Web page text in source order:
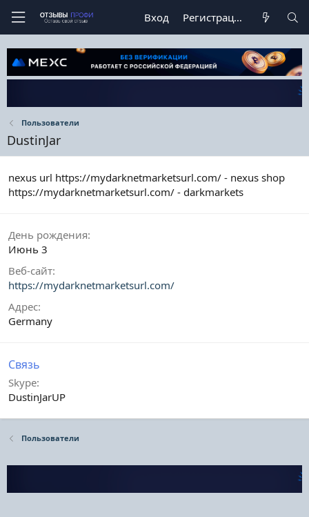
Вход Регистрация
Пользователи
DustinJar
nexus url https://mydarknetmarketsurl.com/ - nexus shop
https://mydarknetmarketsurl.com/ - darkmarkets
День рождения
Июнь 3
Веб-сайт
https://mydarknetmarketsurl.com/
Адрес
Germany
Связь
Skype
DustinJarUP
Пользователи